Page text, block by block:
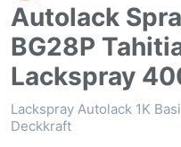
Autolack
BG28P
Lackspray
Lackspray Autolack 1K
Deckkraft